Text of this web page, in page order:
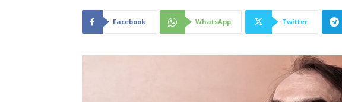
Facebook WhatsApp Twitter